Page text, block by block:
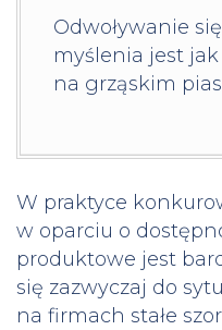
Odwoływanie
myślenia jest
na grząskim
W praktyce
w oparciu o
produktowe jest
się zazwyczaj do
na firmach stałe